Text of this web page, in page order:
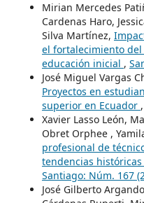
Mirian Mercedes
Cardenas Haro,
Silva Martínez,
el fortalecimiento
educación inicial ,
José Miguel Vargas
Proyectos en
superior en Ecuador ,
Xavier Lasso León,
Obret Orphee ,
profesional de
tendencias
Santiago: Núm. 167
José Gilberto